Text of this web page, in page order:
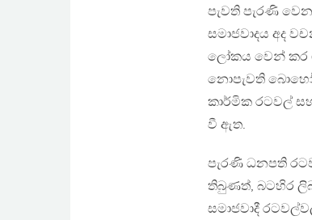
පැවති පැරණි
සමාජවාදය අද
ලෝකය වෙන් කර
නොපැවති බොහෝ
කාර්මික රටවල්
වී ඇත.
පැරණි ධනපති
තිබුණත්, බටහිර
සමාජවාදී